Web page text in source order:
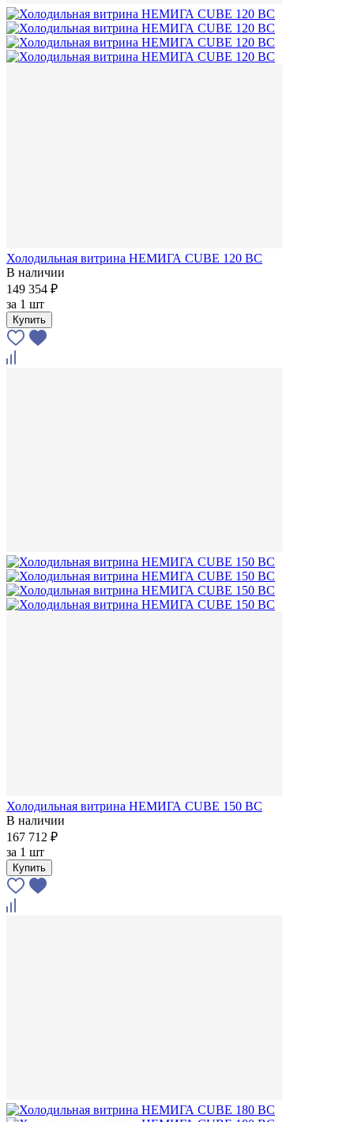
Холодильная витрина НЕМИГА CUBE 120 ВС
В наличии
149 354 ₽
за 1 шт
Купить
Холодильная витрина НЕМИГА CUBE 150 ВС
В наличии
167 712 ₽
за 1 шт
Купить